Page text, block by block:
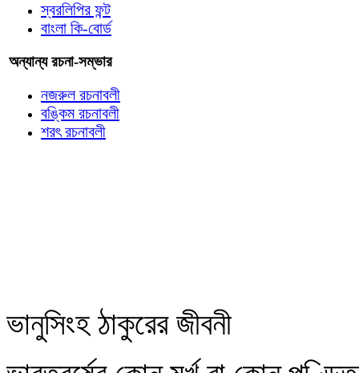
স্বরলিপির ফন্ট
বাংলা কি-বোর্ড
অন্যান্য রচনা-সম্ভার
নজরুল রচনাবলী
বঙ্কিম রচনাবলী
শরৎ রচনাবলী
ভানুসিংহ ঠাকুরের জীবনী